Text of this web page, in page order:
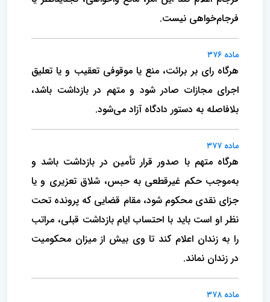
فرجام‌خواهی نیست.
ماده ۳۷۶
هرگاه رای بر برائت، منع یا موقوفی تعقیب و یا تعلیق
اجرای مجازات صادر شود و متهم در بازداشت باشد،
بلافاصله به دستور دادگاه آزاد می‌شود.
ماده ۳۷۷
هرگاه متهم با صدور قرار تأمین در بازداشت باشد و
به‌موجب حکم غیرقطعی به حبس، شلاق تعزیری و یا
جزای نقدی محکوم شود، مقام قضایی که پرونده تحت‌
نظر او است باید با احتساب ایام بازداشت قبلی، مراتب
را به زندان اعلام کند تا وی بیش از میزان محکومیت
در زندان نماند.
ماده ۳۷۸